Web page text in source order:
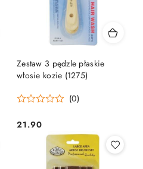
Zestaw 3 pędzle płaskie
włosie kozie (1275)
(0)
Cena:
21.90